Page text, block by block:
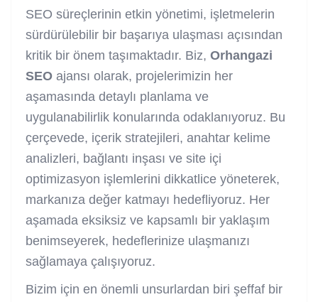
SEO süreçlerinin etkin yönetimi, işletmelerin
sürdürülebilir bir başarıya ulaşması açısından
kritik bir önem taşımaktadır. Biz, Orhangazi
SEO ajansı olarak, projelerimizin her
aşamasında detaylı planlama ve
uygulanabilirlik konularında odaklanıyoruz. Bu
çerçevede, içerik stratejileri, anahtar kelime
analizleri, bağlantı inşası ve site içi
optimizasyon işlemlerini dikkatlice yöneterek,
markanıza değer katmayı hedefliyoruz. Her
aşamada eksiksiz ve kapsamlı bir yaklaşım
benimseyerek, hedeflerinize ulaşmanızı
sağlamaya çalışıyoruz.
Bizim için en önemli unsurlardan biri şeffaf bir